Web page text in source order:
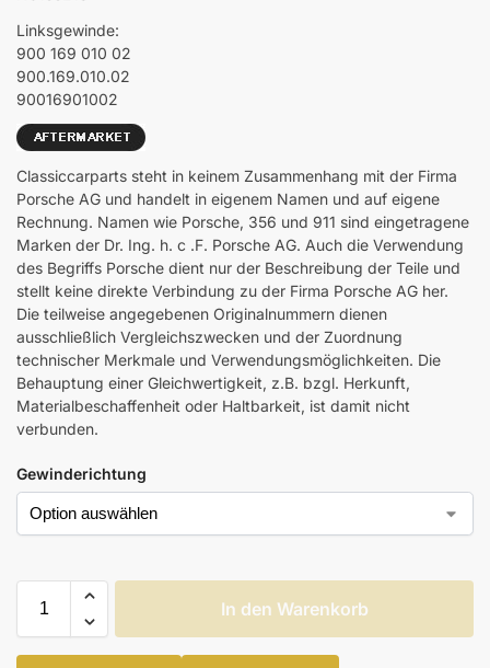
Linksgewinde:
900 169 010 02
900.169.010.02
90016901002
Classiccarparts steht in keinem Zusammenhang mit der Firma
Porsche AG und handelt in eigenem Namen und auf eigene
Rechnung. Namen wie Porsche, 356 und 911 sind eingetragene
Marken der Dr. Ing. h. c .F. Porsche AG. Auch die Verwendung
des Begriffs Porsche dient nur der Beschreibung der Teile und
stellt keine direkte Verbindung zu der Firma Porsche AG her.
Die teilweise angegebenen Originalnummern dienen
ausschließlich Vergleichszwecken und der Zuordnung
technischer Merkmale und Verwendungsmöglichkeiten. Die
Behauptung einer Gleichwertigkeit, z.B. bzgl. Herkunft,
Materialbeschaffenheit oder Haltbarkeit, ist damit nicht
verbunden.
Gewinderichtung
In den Warenkorb